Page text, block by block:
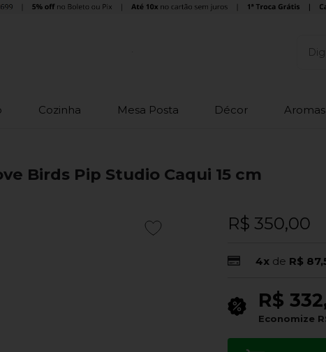
Cozinha Mesa Posta Décor Aromas
Birds Pip Studio Caqui 15 cm
R$ 350,00
4x de R$
R$
Economize